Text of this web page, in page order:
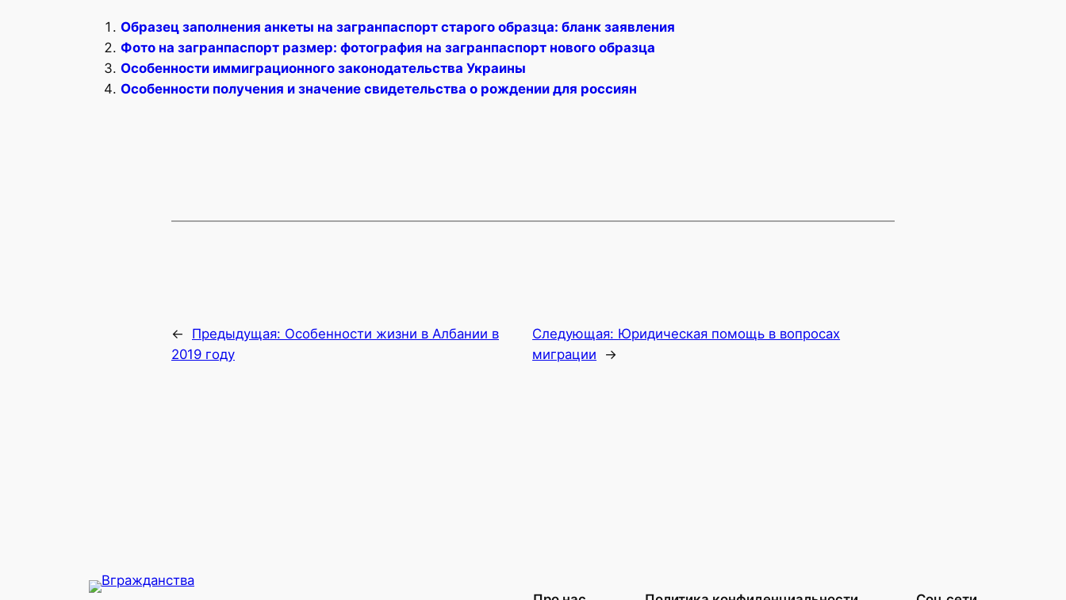
Образец заполнения анкеты на загранпаспорт старого образца: бланк заявления
Фото на загранпаспорт размер: фотография на загранпаспорт нового образца
Особенности иммиграционного законодательства Украины
Особенности получения и значение свидетельства о рождении для россиян
← Предыдущая: Особенности жизни в Албании в
2019 году
Следующая: Юридическая помощь в вопросах
миграции
→